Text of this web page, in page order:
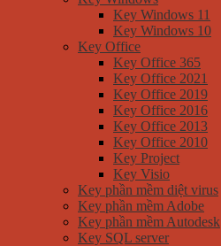
Key Windows 11
Key Windows 10
Key Office
Key Office 365
Key Office 2021
Key Office 2019
Key Office 2016
Key Office 2013
Key Office 2010
Key Project
Key Visio
Key phần mềm diệt virus
Key phần mềm Adobe
Key phần mềm Autodesk
Key SQL server